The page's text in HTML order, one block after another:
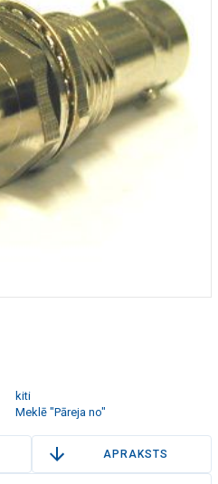
kiti
Meklē "Pāreja no"
APRAKSTS